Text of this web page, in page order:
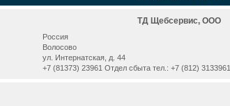
ТД Щебсервис, ООО
Россия
Волосово
ул. Интернатская, д. 44
+7 (81373) 23961 Отдел сбыта тел.: +7 (812) 3133961